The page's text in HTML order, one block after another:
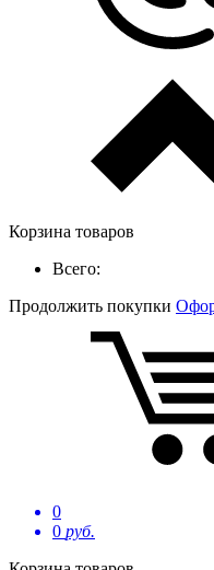
Корзина товаров
Всего:
Продолжить покупки
0
0 руб.